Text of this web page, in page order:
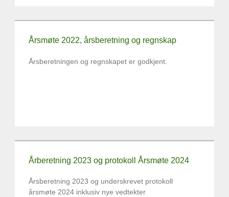
Årsmøte 2022, årsberetning og regnskap
Årsberetningen og regnskapet er godkjent.
Årberetning 2023 og protokoll Årsmøte 2024
Årsberetning 2023 og underskrevet protokoll
årsmøte 2024 inklusiv nye vedtekter